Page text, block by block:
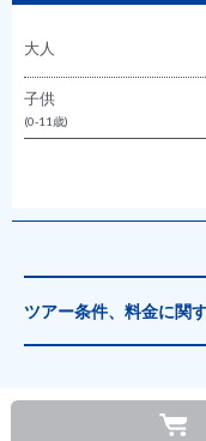
大人
子供
(0-11歳)